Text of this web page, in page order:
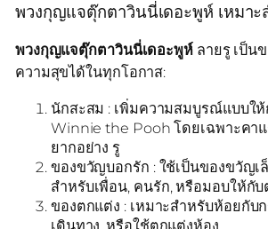
พวงกุญแจตุ๊กตาวินนี่เดอะพูห์ เหมาะ
พวงกุญแจตุ๊กตาวินนี่เดอะพูห์ลายรู เป็น
ความสุขได้ในทุกโอกาส:
นักสะสม : เพิ่มความสมบูรณ์แบบใ
Winnie the Pooh โดยเฉพาะคา
ยากอย่าง รู
ของขวัญบอกรัก : ใช้เป็นของขวัญเ
สำหรับเพื่อน, คนรัก, หรือมอบให้กับ
ของตกแต่ง : เหมาะสำหรับห้อยกับก
เดินทาง, หรือใช้ตกแต่งห้อง